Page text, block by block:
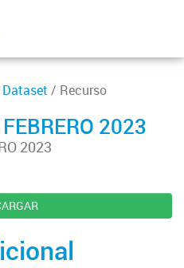
Dataset / Recurso
2023
2023